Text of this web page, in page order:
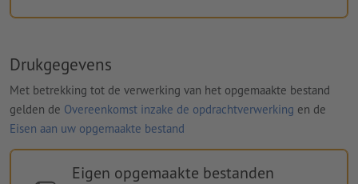
Drukgegevens
Met betrekking tot de verwerking van het opgemaakte bestand
gelden de Overeenkomst inzake de opdrachtverwerking en de
Eisen aan uw opgemaakte bestand
Eigen opgemaakte bestanden